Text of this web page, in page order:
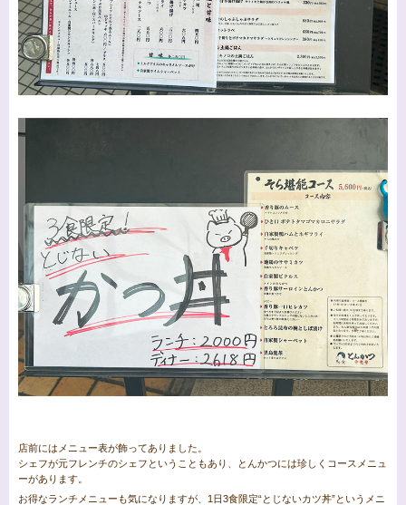
店前にはメニュー表が飾ってありました。
シェフが元フレンチのシェフということもあり、とんかつには珍しくコースメニュ
ーがあります。
お得なランチメニューも気になりますが、1日3食限定“とじないカツ丼”というメニ